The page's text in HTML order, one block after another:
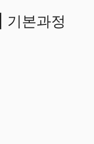
기본과정